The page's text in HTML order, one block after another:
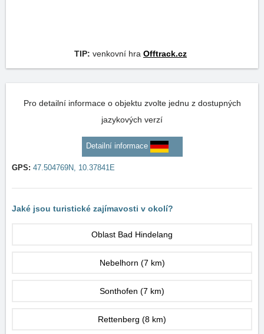
TIP: venkovní hra Offtrack.cz
Pro detailní informace o objektu zvolte jednu z dostupných
jazykových verzí
Detailní informace
GPS: 47.504769N, 10.37841E
Jaké jsou turistické zajímavosti v okolí?
Oblast Bad Hindelang
Nebelhorn (7 km)
Sonthofen (7 km)
Rettenberg (8 km)